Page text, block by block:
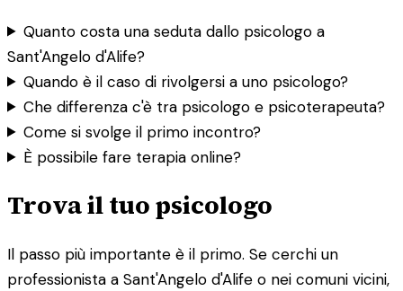
Quanto costa una seduta dallo psicologo a
Sant'Angelo d'Alife?
Quando è il caso di rivolgersi a uno psicologo?
Che differenza c'è tra psicologo e psicoterapeuta?
Come si svolge il primo incontro?
È possibile fare terapia online?
Trova il tuo psicologo
Il passo più importante è il primo. Se cerchi un
professionista a Sant'Angelo d'Alife o nei comuni vicini,